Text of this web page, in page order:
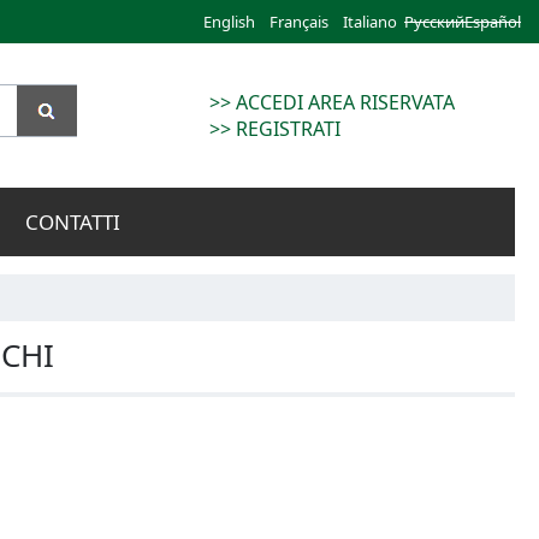
English Français Italiano РусскийEspañol
>> ACCEDI AREA RISERVATA
>> REGISTRATI
CONTATTI